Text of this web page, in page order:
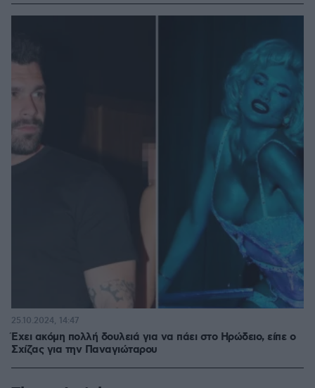
Έχει ακόμη πολλή δουλειά για να πάει στο Ηρώδειο, είπε ο
Σχίζας για την Παναγιώταρου
25.10.2024, 14:47